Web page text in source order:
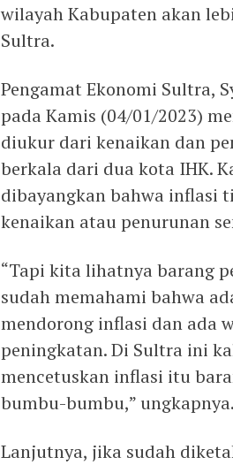
wilayah Kabupaten akan
Sultra.
Pengamat Ekonomi Sultra,
pada Kamis (04/01/2023)
diukur dari kenaikan dan
berkala dari dua kota IHK.
dibayangkan bahwa inflasi
kenaikan atau penurunan
“Tapi kita lihatnya barang
sudah memahami bahwa
mendorong inflasi dan ada
peningkatan. Di Sultra ini
mencetuskan inflasi itu
bumbu-bumbu,” ungkapnya.
Lanjutnya, jika sudah